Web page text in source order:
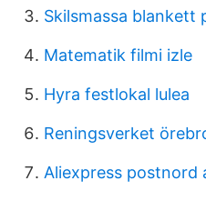
Skilsmassa blankett
Matematik filmi izle
Hyra festlokal lulea
Reningsverket
Aliexpress postnord